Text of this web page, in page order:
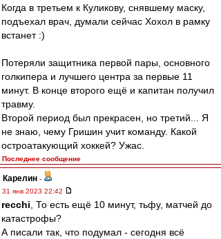
Когда в третьем к Куликову, снявшему маску,
подъехал врач, думали сейчас Хохол в рамку
встанет :)
Потеряли защитника первой пары, основного
голкипера и лучшего центра за первые 11
минут. В конце второго ещё и капитан получил
травму.
Второй период был прекрасен, но третий... Я
не знаю, чему Гришин учит команду. Какой
остроатакующий хоккей? Ужас.
Последнее сообщение
Карелин -
31 янв 2023 22:42
recchi , То есть ещё 10 минут, тьфу, матчей до
катастрофы?
А писали так, что подумал - сегодня всё